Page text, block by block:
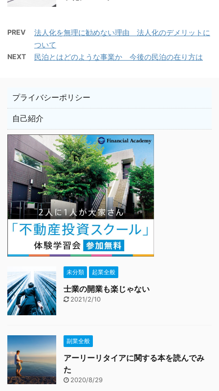
PREV
法人化を無理に勧めない理由 法人化のデメリットに
ついて
NEXT 民泊とはどのような事業か 今後の民泊の在り方は
プライバシーポリシー
自己紹介
未分類 起業全般
士業の開業も楽じゃない
2021/2/10
副業全般
アーリーリタイアに関する本を読んでみ
た
2020/8/29